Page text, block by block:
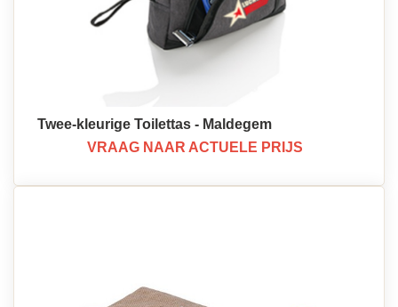
Twee-kleurige Toilettas - Maldegem
VRAAG NAAR ACTUELE PRIJS